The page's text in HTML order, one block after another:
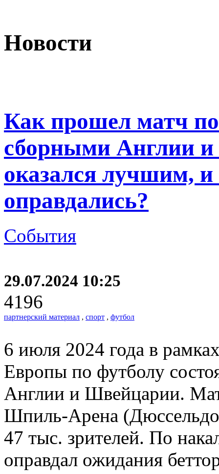
Новости
Как прошел матч
сборными Англии
оказался лучшим,
оправдались?
События
29.07.2024 10:25
4196
партнерский материал , спорт , футбол
6 июля 2024 года в
Европы по футболу
Англии и Швейцарии.
Шпиль-Арена
47 тыс. зрителей. По
оправдал ожидания